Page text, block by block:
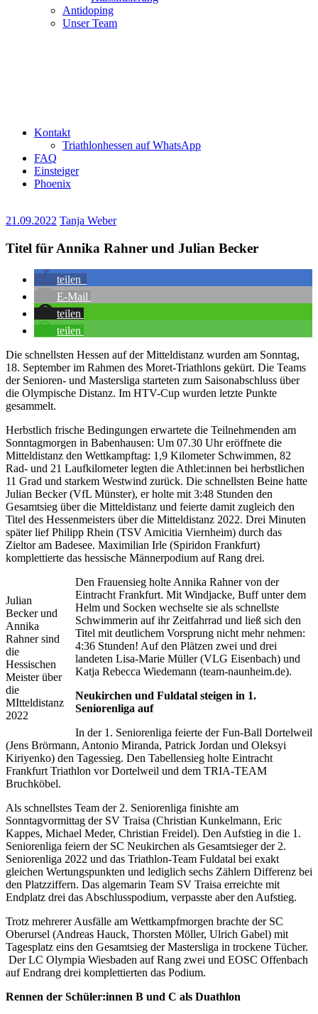
Antidoping
Unser Team
Kontakt
Triathlonhessen auf WhatsApp
FAQ
Einsteiger
Phoenix
21.09.2022 Tanja Weber
Titel für Annika Rahner und Julian Becker
teilen
E-Mail
teilen
teilen
Die schnellsten Hessen auf der Mitteldistanz wurden am Sonntag,
18. September im Rahmen des Moret-Triathlons gekürt. Die Teams
der Senioren- und Mastersliga starteten zum Saisonabschluss über
die Olympische Distanz. Im HTV-Cup wurden letzte Punkte
gesammelt.
Herbstlich frische Bedingungen erwartete die Teilnehmenden am
Sonntagmorgen in Babenhausen: Um 07.30 Uhr eröffnete die
Mitteldistanz den Wettkampftag: 1,9 Kilometer Schwimmen, 82
Rad- und 21 Laufkilometer legten die Athlet:innen bei herbstlichen
11 Grad und starkem Westwind zurück. Die schnellsten Beine hatte
Julian Becker (VfL Münster), er holte mit 3:48 Stunden den
Gesamtsieg über die Mitteldistanz und feierte damit zugleich den
Titel des Hessenmeisters über die Mitteldistanz 2022. Drei Minuten
später lief Philipp Rhein (TSV Amicitia Viernheim) durch das
Zieltor am Badesee. Maximilian Irle (Spiridon Frankfurt)
komplettierte das hessische Männerpodium auf Rang drei.
Julian
Becker und
Annika
Rahner sind
die
Hessischen
Meister über
die
MItteldistanz
2022
Den Frauensieg holte Annika Rahner von der
Eintracht Frankfurt. Mit Windjacke, Buff unter dem
Helm und Socken wechselte sie als schnellste
Schwimmerin auf ihr Zeitfahrrad und ließ sich den
Titel mit deutlichem Vorsprung nicht mehr nehmen:
4:36 Stunden! Auf den Plätzen zwei und drei
landeten Lisa-Marie Müller (VLG Eisenbach) und
Katja Rebecca Wiedemann (team-naunheim.de).
Neukirchen und Fuldatal steigen in 1.
Seniorenliga auf
In der 1. Seniorenliga feierte der Fun-Ball Dortelweil
(Jens Brörmann, Antonio Miranda, Patrick Jordan und Oleksyi
Kiriyenko) den Tagessieg. Den Tabellensieg holte Eintracht
Frankfurt Triathlon vor Dortelweil und dem TRIA-TEAM
Bruchköbel.
Als schnellstes Team der 2. Seniorenliga finishte am
Sonntagvormittag der SV Traisa (Christian Kunkelmann, Eric
Kappes, Michael Meder, Christian Freidel). Den Aufstieg in die 1.
Seniorenliga feiern der SC Neukirchen als Gesamtsieger der 2.
Seniorenliga 2022 und das Triathlon-Team Fuldatal bei exakt
gleichen Wertungspunkten und lediglich sechs Zählern Differenz bei
den Platzziffern. Das algemarin Team SV Traisa erreichte mit
Endplatz drei das Abschlusspodium, verpasste aber den Aufstieg.
Trotz mehrerer Ausfälle am Wettkampfmorgen brachte der SC
Oberursel (Andreas Hauck, Thorsten Möller, Ulrich Gabel) mit
Tagesplatz eins den Gesamtsieg der Mastersliga in trockene Tücher.
Der LC Olympia Wiesbaden auf Rang zwei und EOSC Offenbach
auf Endrang drei komplettierten das Podium.
Rennen der Schüler:innen B und C als Duathlon